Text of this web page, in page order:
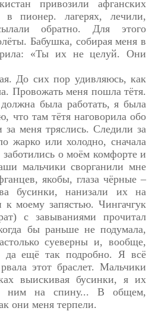
привозили афганских
пионер. лагерях, лечили,
обратно. Для этого
Бабушка, собирая меня в
«Ты их не целуй. Они
До сих пор удивляюсь, как
Провожать меня пошла тётя.
была работать, я была
что там тётя наговорила обо
меня тряслись. Следили за
жарко или холодно, сначала
о моём комфорте и
мальчики сворганили мне
якобы, глаза чёрные –
бусинки, нанизали их на
к моему запястью. Чингачгук
с завываниями прочитал
бы раньше не подумала,
суеверны и, вообще,
да ещё так подробно. Я всё
этот браслет. Мальчики
выискивая бусинки, я их
к ним на спину... В общем,
они меня терпели.